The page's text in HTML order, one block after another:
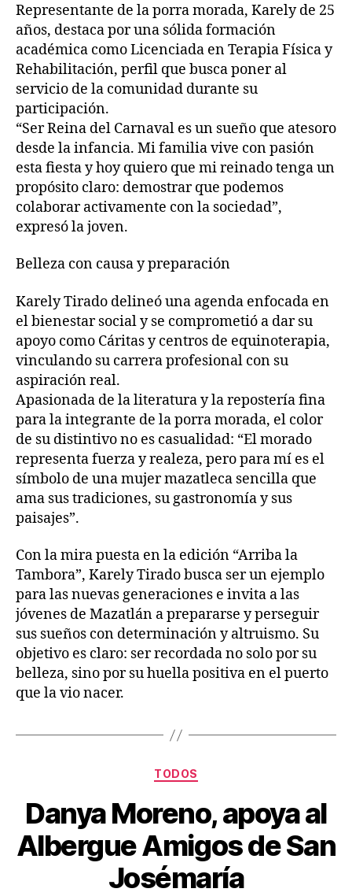
Representante de la porra morada, Karely de 25
años, destaca por una sólida formación
académica como Licenciada en Terapia Física y
Rehabilitación, perfil que busca poner al
servicio de la comunidad durante su
participación.
“Ser Reina del Carnaval es un sueño que atesoro
desde la infancia. Mi familia vive con pasión
esta fiesta y hoy quiero que mi reinado tenga un
propósito claro: demostrar que podemos
colaborar activamente con la sociedad”,
expresó la joven.
Belleza con causa y preparación
Karely Tirado delineó una agenda enfocada en
el bienestar social y se comprometió a dar su
apoyo como Cáritas y centros de equinoterapia,
vinculando su carrera profesional con su
aspiración real.
Apasionada de la literatura y la repostería fina
para la integrante de la porra morada, el color
de su distintivo no es casualidad: “El morado
representa fuerza y realeza, pero para mí es el
símbolo de una mujer mazatleca sencilla que
ama sus tradiciones, su gastronomía y sus
paisajes”.
Con la mira puesta en la edición “Arriba la
Tambora”, Karely Tirado busca ser un ejemplo
para las nuevas generaciones e invita a las
jóvenes de Mazatlán a prepararse y perseguir
sus sueños con determinación y altruismo. Su
objetivo es claro: ser recordada no solo por su
belleza, sino por su huella positiva en el puerto
que la vio nacer.
TODOS
Danya Moreno, apoya al
Albergue Amigos de San
Josémaría